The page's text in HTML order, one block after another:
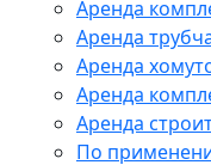
Аренда
Аренда
Аренда
Аренда
Аренда
По